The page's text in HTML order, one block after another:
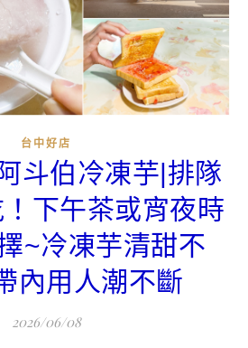
台中好店
斗伯冷凍芋|排隊
下午茶或宵夜時
~冷凍芋清甜不
內用人潮不斷
2026/06/08